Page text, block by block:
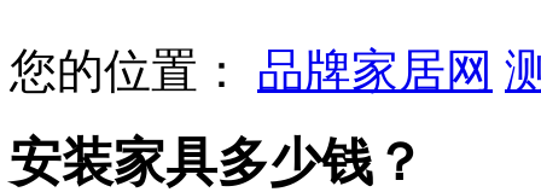
您的位置： 品牌家居网
安装家具多少钱？